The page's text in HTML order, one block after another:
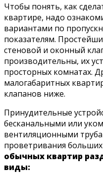
Чтобы понять, как
квартире, надо
вариантами по
показателям.
стеновой и оконный
производительны, их
просторных комнатах.
малогабаритных
клапанов ниже.
Принудительные
бесканальными или
вентиляционными
проветривания
обычных квартир
виды: